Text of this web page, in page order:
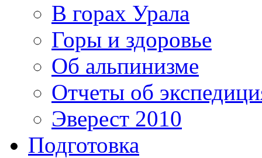
В горах Урала
Горы и здоровье
Об альпинизме
Отчеты об
Эверест 2010
Подготовка